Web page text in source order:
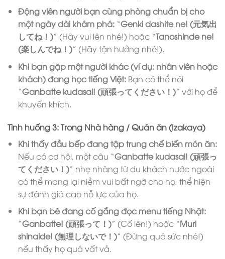
Động viên người bạn cùng phòng chuẩn bị cho
một ngày dài khám phá:“Genki dashite ne! (元気出
してね！)” (Hãy vui lên nhé!) hoặc “Tanoshinde ne!
(楽しんでね！)” (Hãy tận hưởng nhé!).
Khi bạn gặp một người khác (ví dụ: nhân viên hoặc
khách) đang học tiếng Việt:Bạn có thể nói
“Ganbatte kudasai! (頑張ってください！)” với họ để
khuyến khích.
Tình huống 3: Trong Nhà hàng / Quán ăn (Izakaya)
Khi thấy đầu bếp đang tập trung chế biến món ăn:
Nếu có cơ hội, một câu “Ganbatte kudasai! (頑張っ
てください！)” nhẹ nhàng từ du khách nước ngoài
có thể mang lại niềm vui bất ngờ cho họ, thể hiện
sự đánh giá cao nỗ lực của họ.
Khi bạn bè đang cố gắng đọc menu tiếng Nhật:
“Ganbatte! (頑張って！)” (Cố lên!) hoặc “Muri
shinaide! (無理しないで！)” (Đừng quá sức nhé!)
nếu thấy họ quá vất vả.